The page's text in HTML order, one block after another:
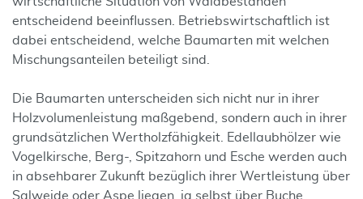
entscheidend beeinflussen. Betriebswirtschaftlich ist
dabei entscheidend, welche Baumarten mit welchen
Mischungsanteilen beteiligt sind.
Die Baumarten unterscheiden sich nicht nur in ihrer
Holzvolumenleistung maßgebend, sondern auch in ihrer
grundsätzlichen Wertholzfähigkeit. Edellaubhölzer wie
Vogelkirsche, Berg-, Spitzahorn und Esche werden auch
in absehbarer Zukunft bezüglich ihrer Wertleistung über
Salweide oder Aspe liegen, ja selbst über Buche